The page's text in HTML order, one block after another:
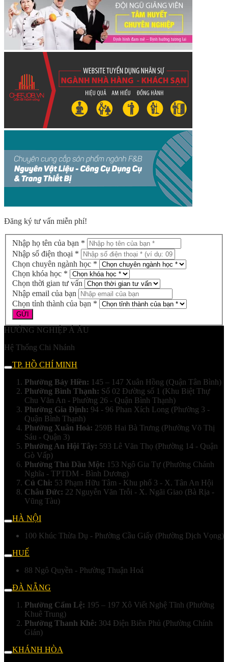
Đăng ký tư vấn miễn phí!
Nhập họ tên của bạn *
Nhập số điện thoại *
Chọn chuyên ngành học *
Chọn khóa học *
Chọn thời gian tư vấn
Nhập email của bạn
Chọn tỉnh thành của bạn *
HƯỚNG NGHIỆP Á ÂU
Hệ Thống Chi Nhánh
TP. HỒ CHÍ MINH
Phường Bảy Hiền: 145 – 147 Xuân Hồng (Quận Tân Bình)
Phường Bình Thạnh: Số 02 Đường số 1 (Khu Biệt Thự
Chu Văn An - Phường 26 - Quận Bình Thạnh)
Phường Gia Định: 94 - 96 Phan Xích Long (Phường 3 -
Quận Bình Thạnh)
Phường Xuân Hoà: 259B Hai Bà Trưng (Phường Võ Thị
Sáu - Quận 3)
Phường An Hội Tây: 593 Lê Văn Thọ (Phường 14 - Quận
Gò Vấp)
Phường Thủ Dầu Một: 153 Ngô Gia Tự (Phường Chánh
Nghĩa - TPTDM - Bình Dương)
Củ Chi: 53 Phạm Hữu Tâm - Khu phố 3 - X. Tân An Hội
Châu Đức: 22 Nguyễn Văn Trỗi - X. Ngãi Giao (Bà Rịa -
Vũng Tàu)
HÀ NỘI
100 Khúc Thừa Dụ - Phường Cầu Giấy (Phường Dịch Vọng)
HUẾ
88 Ngô Quyền - Phường Thuận Hoá
ĐÀ NẴNG
Phường Cẩm Lệ: 195 – 197 Xô Viết Nghệ Tĩnh (Phường
Khuê Trung)
Phường Thanh Khê: 304 Điện Biên Phủ (Phường Chính
Gián)
KHÁNH HÒA